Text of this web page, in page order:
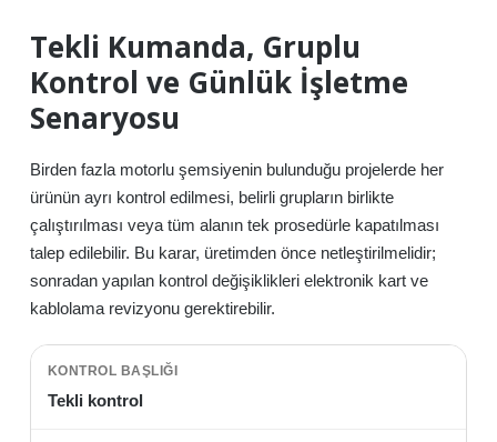
Tekli Kumanda, Gruplu
Kontrol ve Günlük İşletme
Senaryosu
Birden fazla motorlu şemsiyenin bulunduğu projelerde her
ürünün ayrı kontrol edilmesi, belirli grupların birlikte
çalıştırılması veya tüm alanın tek prosedürle kapatılması
talep edilebilir. Bu karar, üretimden önce netleştirilmelidir;
sonradan yapılan kontrol değişiklikleri elektronik kart ve
kablolama revizyonu gerektirebilir.
Tekli kontrol